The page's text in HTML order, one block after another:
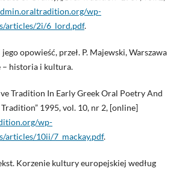
wp-
articles/2i/6_lord.pdf.
opowieść, przeł. P. Majewski, Warszawa
– historia i kultura.
Tradition In Early Greek Oral Poetry And
1995, vol. 10, nr 2, [online]
wp-
articles/10ii/7_mackay.pdf.
Korzenie kultury europejskiej według